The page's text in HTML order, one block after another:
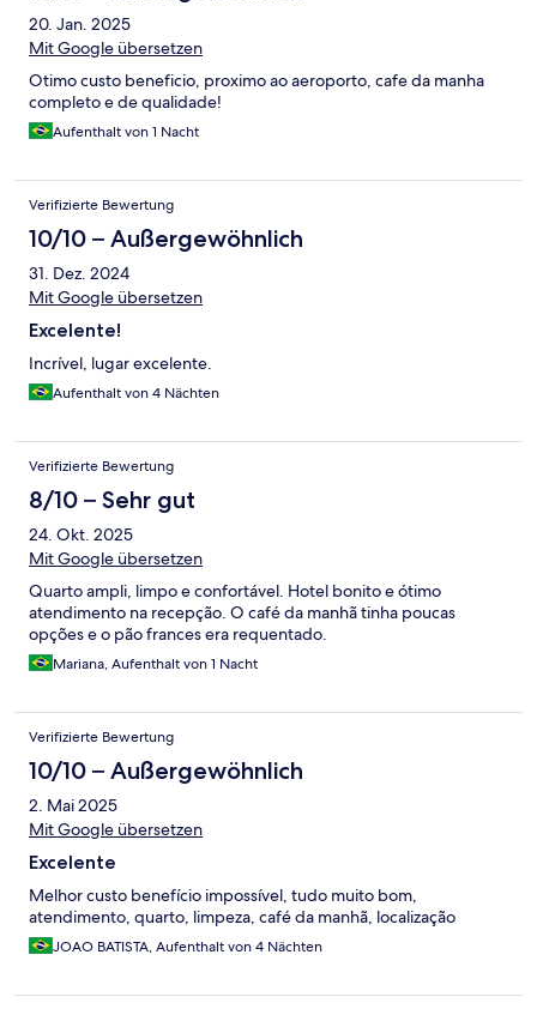
20. Jan. 2025
Mit Google übersetzen
Otimo custo beneficio, proximo ao aeroporto, cafe da manha
completo e de qualidade!
Aufenthalt von 1 Nacht
Verifizierte Bewertung
10/10 – Außergewöhnlich
31. Dez. 2024
Mit Google übersetzen
Excelente!
Incrível, lugar excelente.
Aufenthalt von 4 Nächten
Verifizierte Bewertung
8/10 – Sehr gut
24. Okt. 2025
Mit Google übersetzen
Quarto ampli, limpo e confortável. Hotel bonito e ótimo
atendimento na recepção. O café da manhã tinha poucas
opções e o pão frances era requentado.
Mariana, Aufenthalt von 1 Nacht
Verifizierte Bewertung
10/10 – Außergewöhnlich
2. Mai 2025
Mit Google übersetzen
Excelente
Melhor custo benefício impossível, tudo muito bom,
atendimento, quarto, limpeza, café da manhã, localização
JOAO BATISTA, Aufenthalt von 4 Nächten